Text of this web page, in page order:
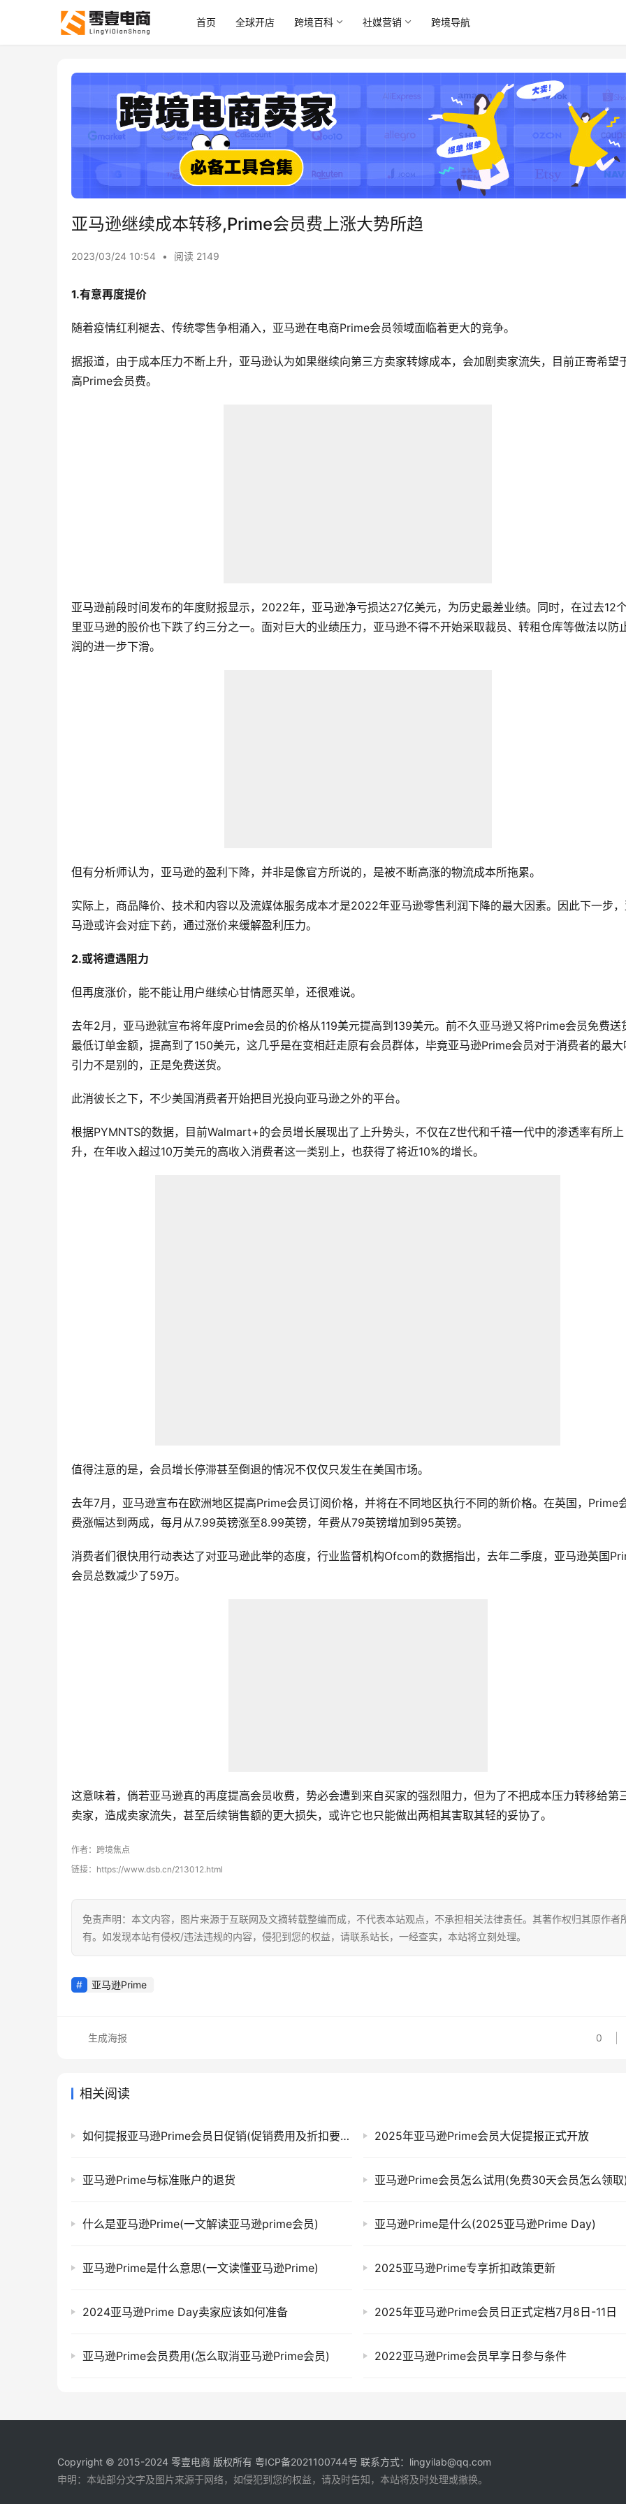
首页 全球开店 跨境百科 社媒营销 跨境导航
亚马逊继续成本转移,Prime会员费上涨大势所趋
2023/03/24 10:54 • 阅读 2149
1.有意再度提价
随着疫情红利褪去、传统零售争相涌入，亚马逊在电商Prime会员领域面临着更大的竞争。
据报道，由于成本压力不断上升，亚马逊认为如果继续向第三方卖家转嫁成本，会加剧卖家流失，目前正寄希望
高Prime会员费。
亚马逊前段时间发布的年度财报显示，2022年，亚马逊净亏损达27亿美元，为历史最差业绩。同时，在过去12
里亚马逊的股价也下跌了约三分之一。面对巨大的业绩压力，亚马逊不得不开始采取裁员、转租仓库等做法以防
润的进一步下滑。
但有分析师认为，亚马逊的盈利下降，并非是像官方所说的，是被不断高涨的物流成本所拖累。
实际上，商品降价、技术和内容以及流媒体服务成本才是2022年亚马逊零售利润下降的最大因素。因此下一步
马逊或许会对症下药，通过涨价来缓解盈利压力。
2.或将遭遇阻力
但再度涨价，能不能让用户继续心甘情愿买单，还很难说。
去年2月，亚马逊就宣布将年度Prime会员的价格从119美元提高到139美元。前不久亚马逊又将Prime会员免费送
最低订单金额，提高到了150美元，这几乎是在变相赶走原有会员群体，毕竟亚马逊Prime会员对于消费者的最大
引力不是别的，正是免费送货。
此消彼长之下，不少美国消费者开始把目光投向亚马逊之外的平台。
根据PYMNTS的数据，目前Walmart+的会员增长展现出了上升势头，不仅在Z世代和千禧一代中的渗透率有所上
升，在年收入超过10万美元的高收入消费者这一类别上，也获得了将近10%的增长。
值得注意的是，会员增长停滞甚至倒退的情况不仅仅只发生在美国市场。
去年7月，亚马逊宣布在欧洲地区提高Prime会员订阅价格，并将在不同地区执行不同的新价格。在英国，Prime
费涨幅达到两成，每月从7.99英镑涨至8.99英镑，年费从79英镑增加到95英镑。
消费者们很快用行动表达了对亚马逊此举的态度，行业监督机构Ofcom的数据指出，去年二季度，亚马逊英国
会员总数减少了59万。
这意味着，倘若亚马逊真的再度提高会员收费，势必会遭到来自买家的强烈阻力，但为了不把成本压力转移给第
卖家，造成卖家流失，甚至后续销售额的更大损失，或许它也只能做出两相其害取其轻的妥协了。
作者：跨境焦点
链接：https://www.dsb.cn/213012.html
免责声明：本文内容，图片来源于互联网及文摘转载整编而成，不代表本站观点，不承担相关法律责任。其著作权归其原作者
有。如发现本站有侵权/违法违规的内容，侵犯到您的权益，请联系站长，一经查实，本站将立刻处理。
亚马逊Prime
0
生成海报
相关阅读
如何提报亚马逊Prime会员日促销(促销费用及折扣要求) 2025年亚马逊Prime会员大促提报正式开放
亚马逊Prime与标准账户的退货 亚马逊Prime会员怎么试用(免费30天会员怎么领
什么是亚马逊Prime(一文解读亚马逊prime会员) 亚马逊Prime是什么(2025亚马逊Prime Day)
亚马逊Prime是什么意思(一文读懂亚马逊Prime) 2025亚马逊Prime专享折扣政策更新
2024亚马逊Prime Day卖家应该如何准备 2025年亚马逊Prime会员日正式定档7月8日-11日
亚马逊Prime会员费用(怎么取消亚马逊Prime会员) 2022亚马逊Prime会员早享日参与条件
Copyright © 2015-2024 零壹电商 版权所有 粤ICP备2021100744号 联系方式：lingyilab@qq.com
申明：本站部分文字及图片来源于网络，如侵犯到您的权益，请及时告知，本站将及时处理或撤换。